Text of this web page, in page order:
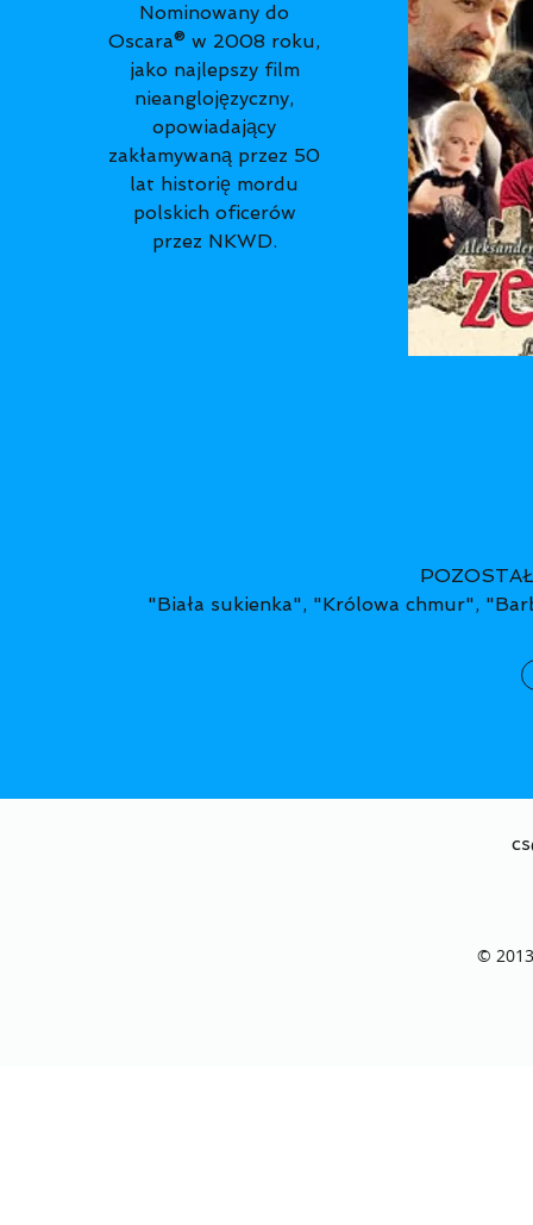
Nominowany do
Oscara® w 2008 roku,
jako najlepszy film
nieanglojęzyczny,
opowiadający
zakłamywaną przez 50
lat historię mordu
polskich oficerów
przez NKWD.
"Biała sukienka", "Królowa chmur",
©